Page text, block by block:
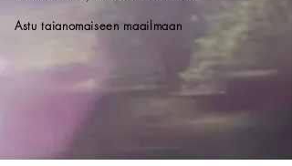
Astu taianomaiseen maailmaan